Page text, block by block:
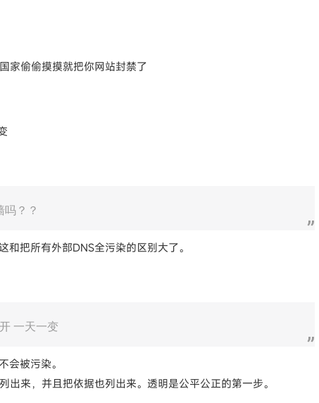
家偷偷摸摸就把你网站封禁了
？？
和把所有外部DNS全污染的区别大了。
一天一变
会被污染。
来，并且把依据也列出来。透明是公平公正的第一步。